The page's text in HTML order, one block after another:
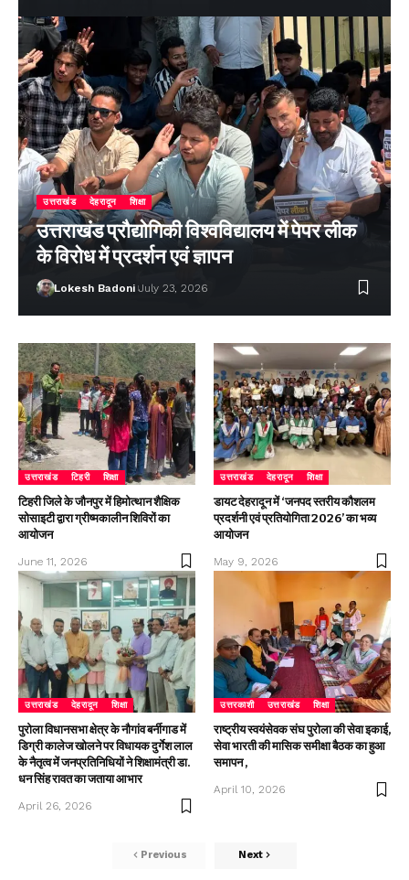
उत्तराखंड देहरादून शिक्षा
उत्तराखंड प्रौद्योगिकी विश्वविद्यालय में पेपर लीक
के विरोध में प्रदर्शन एवं ज्ञापन
Lokesh Badoni July 23, 2026
उत्तराखंड टिहरी शिक्षा
टिहरी जिले के जौनपुर में हिमोत्थान शैक्षिक
सोसाइटी द्वारा ग्रीष्मकालीन शिविरों का
आयोजन
June 11, 2026
उत्तराखंड देहरादून शिक्षा
डायट देहरादून में ‘जनपद स्तरीय कौशलम
प्रदर्शनी एवं प्रतियोगिता 2026’ का भव्य
आयोजन
May 9, 2026
उत्तराखंड देहरादून शिक्षा
पुरोला विधानसभा क्षेत्र के नौगांव बर्नीगाड में
डिग्री कालेज खोलने पर विधायक दुर्गेश लाल
के नैतृत्व में जनप्रतिनिधियों ने शिक्षामंत्री डा.
धन सिंह रावत का जताया आभार
April 26, 2026
उत्तरकाशी उत्तराखंड शिक्षा
राष्ट्रीय स्वयंसेवक संघ पुरोला की सेवा इकाई,
सेवा भारती की मासिक समीक्षा बैठक का हुआ
समापन ,
April 10, 2026
Previous Next